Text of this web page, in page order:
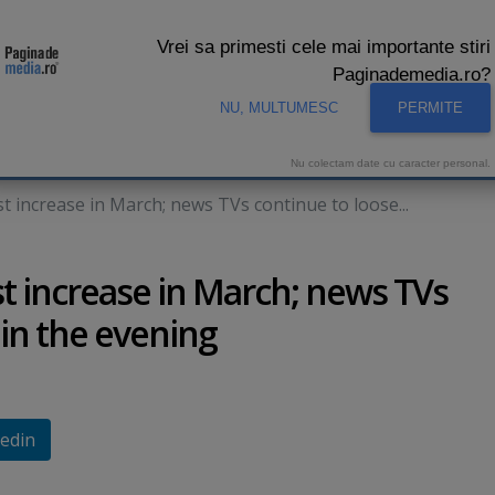
increase in March; news TVs continue to loose...
increase in March; news TVs
the evening
Vrei sa primesti cele mai importante stiri
Paginademedia.ro?
NU, MULTUMESC PERMITE
Nu colectam date cu caracter personal.